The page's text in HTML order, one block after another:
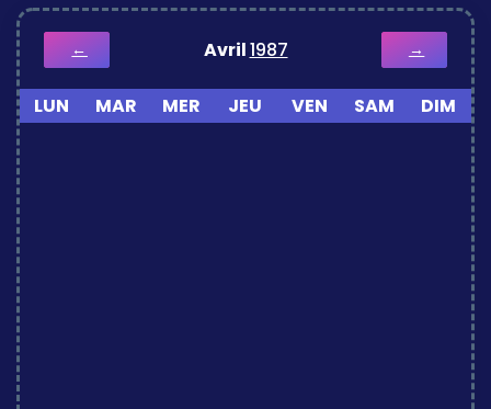
← Avril1987 →
LUN MAR MER JEU VEN SAM DIM